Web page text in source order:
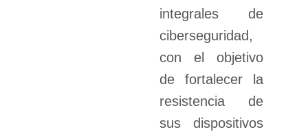
integrales de
ciberseguridad,
con el objetivo
de fortalecer la
resistencia de
sus dispositivos